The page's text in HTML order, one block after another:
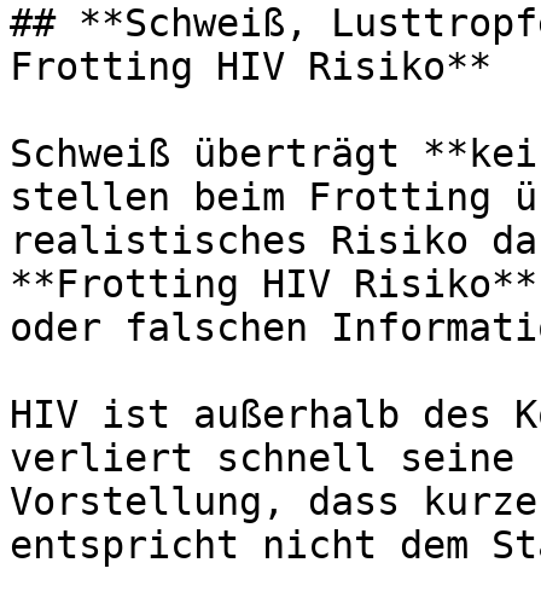
## **Schweiß,
Frotting HIV Risiko**
Schweiß überträgt
stellen beim Frotting
realistisches Risiko
**Frotting HIV
oder falschen
HIV ist außerhalb des
verliert schnell
Vorstellung, dass
entspricht nicht dem